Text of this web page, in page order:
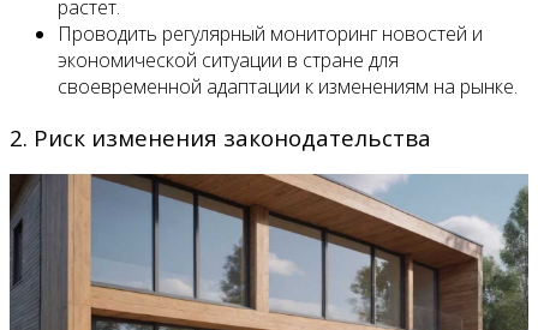
растет.
Проводить регулярный мониторинг новостей и
экономической ситуации в стране для
своевременной адаптации к изменениям на рынке.
2. Риск изменения законодательства